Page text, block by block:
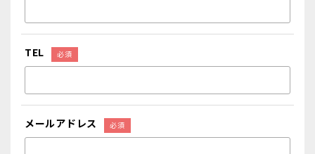
TEL
メールアドレス